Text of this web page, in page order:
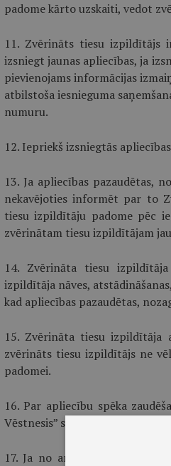
padome kārto uzskaiti, vedot
11. Zvērināts tiesu izpildītājs
izsniegt jaunas apliecības, ja
pievienojams informācijas
atbilstoša iesnieguma
numuru.
12. Iepriekš izsniegtās
13. Ja apliecības pazaudētas,
nekavējoties informēt par to
tiesu izpildītāju padome pēc
zvērinātam tiesu izpildītājam
14. Zvērināta tiesu
izpildītāja nāves,
kad apliecības pazaudētas,
15. Zvērināta tiesu izpildītāja
zvērināts tiesu izpildītājs ne
padomei.
16. Par apliecību spēka
Vēstnesis” sludinājumu.
17. Ja no amata atbrīvotais,